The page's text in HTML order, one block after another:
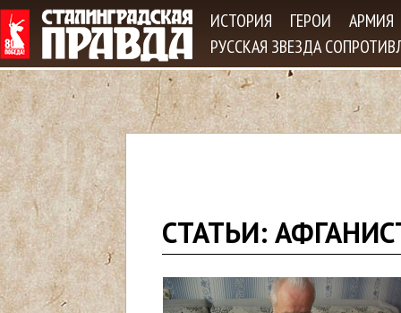
ИСТОРИЯ ГЕРОИ
АРМИЯ
РУССКАЯ ЗВЕЗДА
ы
з
СТАТЬИ: